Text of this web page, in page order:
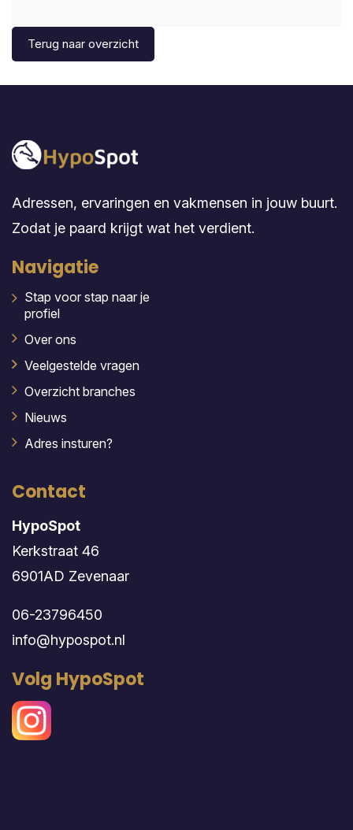
Terug naar overzicht
Adressen, ervaringen en vakmensen in jouw buurt.
Zodat je paard krijgt wat het verdient.
Navigatie
Stap voor stap naar je
profiel
Over ons
Veelgestelde vragen
Overzicht branches
Nieuws
Adres insturen?
Contact
HypoSpot
Kerkstraat 46
6901AD Zevenaar
06-23796450
info@hypospot.nl
Volg HypoSpot